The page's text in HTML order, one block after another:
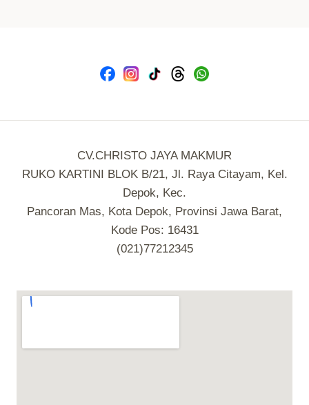
CV.CHRISTO JAYA MAKMUR
RUKO KARTINI BLOK B/21, Jl. Raya Citayam, Kel.
Depok, Kec.
Pancoran Mas, Kota Depok, Provinsi Jawa Barat,
Kode Pos: 16431
(021)77212345